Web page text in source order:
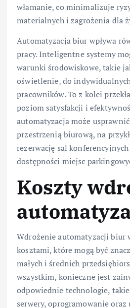
włamanie, co minimalizuje
materialnych i zagrożenia dla
Automatyzacja biur wpływa
pracy. Inteligentne systemy
warunki środowiskowe, takie
oświetlenie, do
pracowników. To z kolei
poziom satysfakcji i
automatyzacja może
przestrzenią biurową, na
rezerwację sal
dostępności miejsc
Koszty
Wdrożenie automatyzacji biur
kosztami, które mogą być
małych i średnich
wszystkim, konieczne jest
odpowiednie technologie,
serwery, oprogramowanie oraz